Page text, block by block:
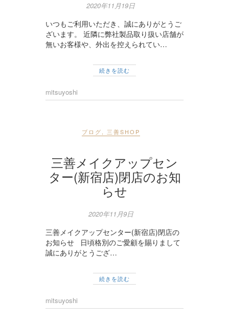
2020年11月19日
いつもご利用いただき、誠にありがとうご
ざいます。 近隣に弊社製品取り扱い店舗が
無いお客様や、外出を控えられてい…
続きを読む
mitsuyoshi
ブログ, 三善SHOP
三善メイクアップセン
ター(新宿店)閉店のお知
らせ
2020年11月9日
三善メイクアップセンター(新宿店)閉店の
お知らせ 日頃格別のご愛顧を賜りまして
誠にありがとうござ…
続きを読む
mitsuyoshi